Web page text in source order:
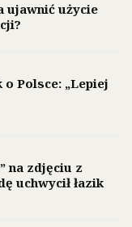
ujawnić użycie
Polsce: „Lepiej
na zdjęciu z
uchwycił łazik